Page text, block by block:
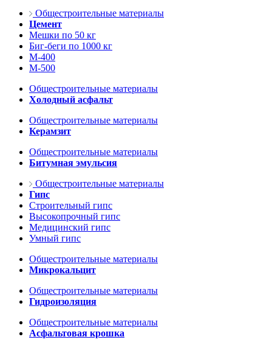
Общестроительные материалы
Цемент
Мешки по 50 кг
Биг-беги по 1000 кг
М-400
М-500
Общестроительные материалы
Холодный асфальт
Общестроительные материалы
Керамзит
Общестроительные материалы
Битумная эмульсия
Общестроительные материалы
Гипс
Строительный гипс
Высокопрочный гипс
Медицинский гипс
Умный гипс
Общестроительные материалы
Микрокальцит
Общестроительные материалы
Гидроизоляция
Общестроительные материалы
Асфальтовая крошка